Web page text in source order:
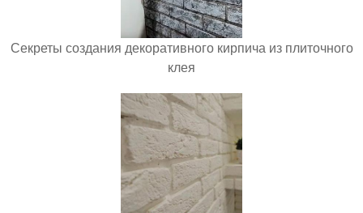
Секреты создания декоративного кирпича из плиточного
клея